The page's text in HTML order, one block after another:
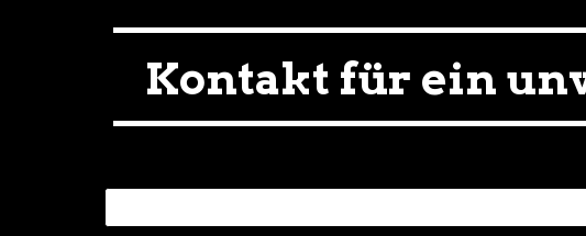
Kontakt für ein